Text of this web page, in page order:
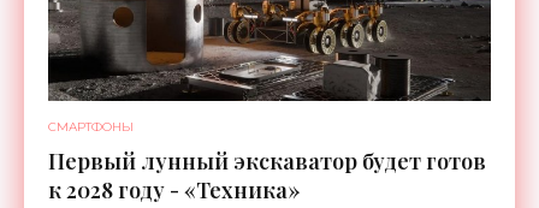
СМАРТФОНЫ
Первый лунный экскаватор будет готов
к 2028 году - «Техника»